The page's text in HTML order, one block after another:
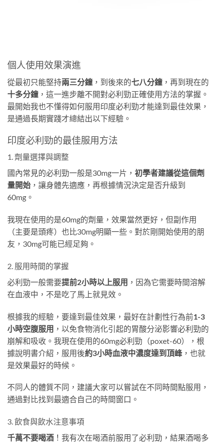
個人使用效果演進
從最初只能堅持兩三分鐘，到後來的七八分鐘，再到現在的
十多分鐘，這一進步離不開對必利勁正確使用方法的掌握。
最開始我也不懂得如何服用印度必利勁才能達到最佳效果，
是通過長期實踐才總結出以下經驗。
印度必利勁的最佳服用方法
1. 劑量選擇與調整
國內常見的必利勁一般是30mg一片， 初學者建議從這個劑
量開始 ，讓身體先適應，再根據情況決定是否升級到
60mg。
我現在使用的是60mg的劑量，效果當然更好，但副作用
（主要是頭疼）也比30mg明顯一些。對於剛開始使用的朋
友，30mg可能已經足夠。
2. 服用時間的掌握
必利勁一般需要提前2小時以上服用 ，因為它需要時間溶解
在血液中，不是吃了馬上就見效。
根據我的經驗，要達到最佳效果，最好在計劃性行為前1-3
小時空腹服用 ，以免食物消化引起的胃酸分泌影響必利勁的
崩解和吸收。我現在使用的60mg必利勁（poxet-60），根
據說明書介紹，服用後約3小時血液中濃度達到頂峰 ，也就
是效果最好的時候。
不同人的體質不同，建議大家可以嘗試在不同時間點服用，
通過對比找到最適合自己的時間窗口。
3. 飲食與飲水注意事項
千萬不要喝酒 ！我有次在喝酒前服用了必利勁，結果酒喝多